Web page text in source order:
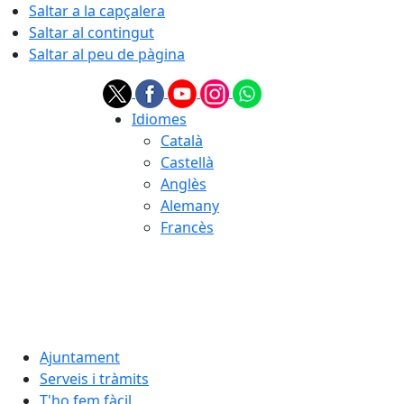
Saltar a la capçalera
Saltar al contingut
Saltar al peu de pàgina
Idiomes
Català
Castellà
Anglès
Alemany
Francès
Ajuntament
Serveis i tràmits